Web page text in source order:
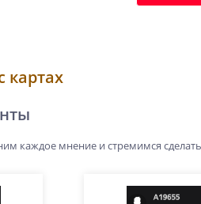
картах
каждое мнение и стремимся